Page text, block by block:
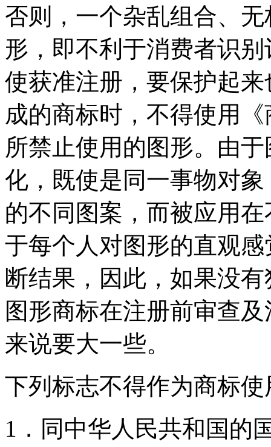
否则，一个杂乱组合、
形，即不利于消费者识
使获准注册，要保护起
成的商标时，不得使用
所禁止使用的图形。由
化，既使是同一事物对
的不同图案，而被应用
于每个人对图形的直观
断结果，因此，如果没
图形商标在注册前审查
来说要大一些。
下列标志不得作为商标使
1．同中华人民共和国的